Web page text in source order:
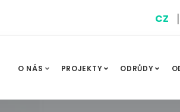
CZ |
O NÁS PROJEKTY ODRŮDY